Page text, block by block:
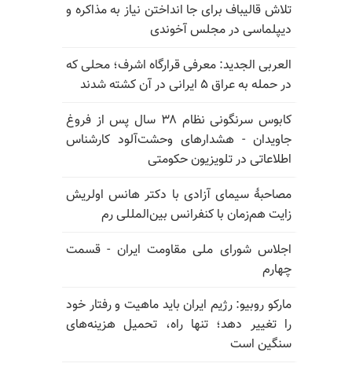
تلاش قالیباف برای جا انداختن نیاز به مذاکره و
دیپلماسی در مجلس آخوندی
العربی الجدید: معرفی قرارگاه اشرف؛ محلی که
در حمله به عراق ۵ ایرانی در آن کشته شدند
کابوس سرنگونی نظام ۳۸ سال پس از فروغ
جاویدان - هشدارهای وحشت‌آلود کارشناس
اطلاعاتی در تلویزیون حکومتی
مصاحبهٔ سیمای آزادی با دکتر هانس اولریش
زایت هم‌زمان با کنفرانس بین‌المللی رم
اجلاس شورای ملی مقاومت ایران - قسمت
چهارم
مارکو روبیو: رژیم ایران باید ماهیت و رفتار خود
را تغییر دهد؛ تنها راه، تحمیل هزینه‌های
سنگین است